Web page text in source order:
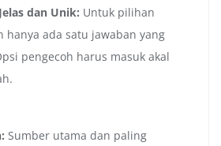
dan Unik: Untuk pilihan
hanya ada satu jawaban yang
pengecoh harus masuk akal
Sumber utama dan paling